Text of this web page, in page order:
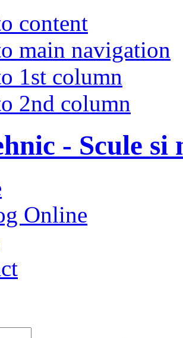
content
main navigation
1st column
2nd column
- Scule si
Online